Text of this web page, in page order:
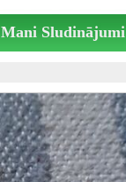
Mani Sludinājumi